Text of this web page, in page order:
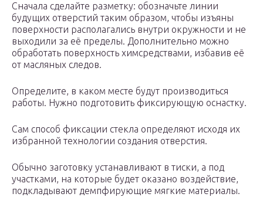
Сначала сделайте разметку: обозначьте линии
будущих отверстий таким образом, чтобы изъяны
поверхности располагались внутри окружности и не
выходили за её пределы. Дополнительно можно
обработать поверхность химсредствами, избавив её
от масляных следов.
Определите, в каком месте будут производиться
работы. Нужно подготовить фиксирующую оснастку.
Сам способ фиксации стекла определяют исходя их
избранной технологии создания отверстия.
Обычно заготовку устанавливают в тиски, а под
участками, на которые будет оказано воздействие,
подкладывают демпфирующие мягкие материалы.